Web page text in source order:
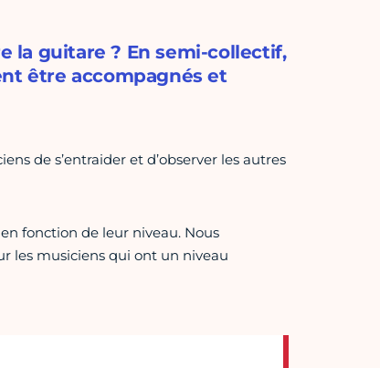
la guitare ? En semi-collectif,
être accompagnés et
de s’entraider et d’observer les autres
fonction de leur niveau. Nous
les musiciens qui ont un niveau